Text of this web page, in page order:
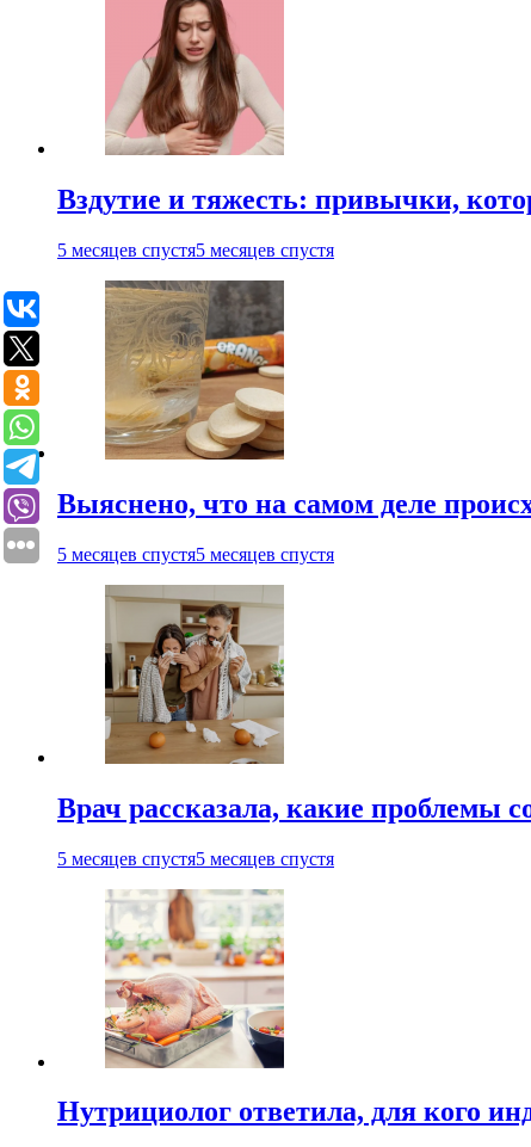
Вздутие и тяжесть: привычки,
5 месяцев спустя5 месяцев спустя
Выяснено, что на самом деле
5 месяцев спустя5 месяцев спустя
Врач рассказала, какие проблемы
5 месяцев спустя5 месяцев спустя
Нутрициолог ответила, для кого